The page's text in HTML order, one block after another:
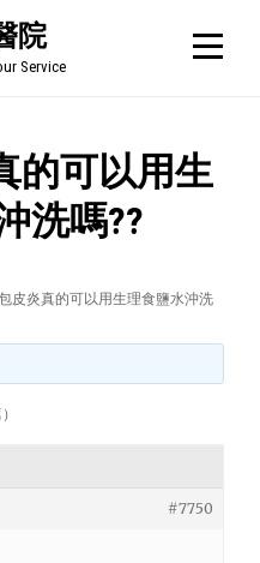
院
Service
的可以用生
洗嗎??
皮炎真的可以用生理食鹽水沖洗
#7750